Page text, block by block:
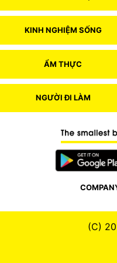
KINH NGHIỆM SỐNG
ẨM THỰC
NGƯỜI ĐI LÀM
(C)